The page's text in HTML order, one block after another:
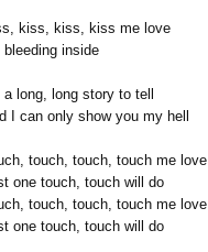
kiss, kiss, kiss me love
bleeding inside
a long, long story to tell
I can only show you my hell
touch, touch, touch me love
one touch, touch will do
touch, touch, touch me love
one touch, touch will do